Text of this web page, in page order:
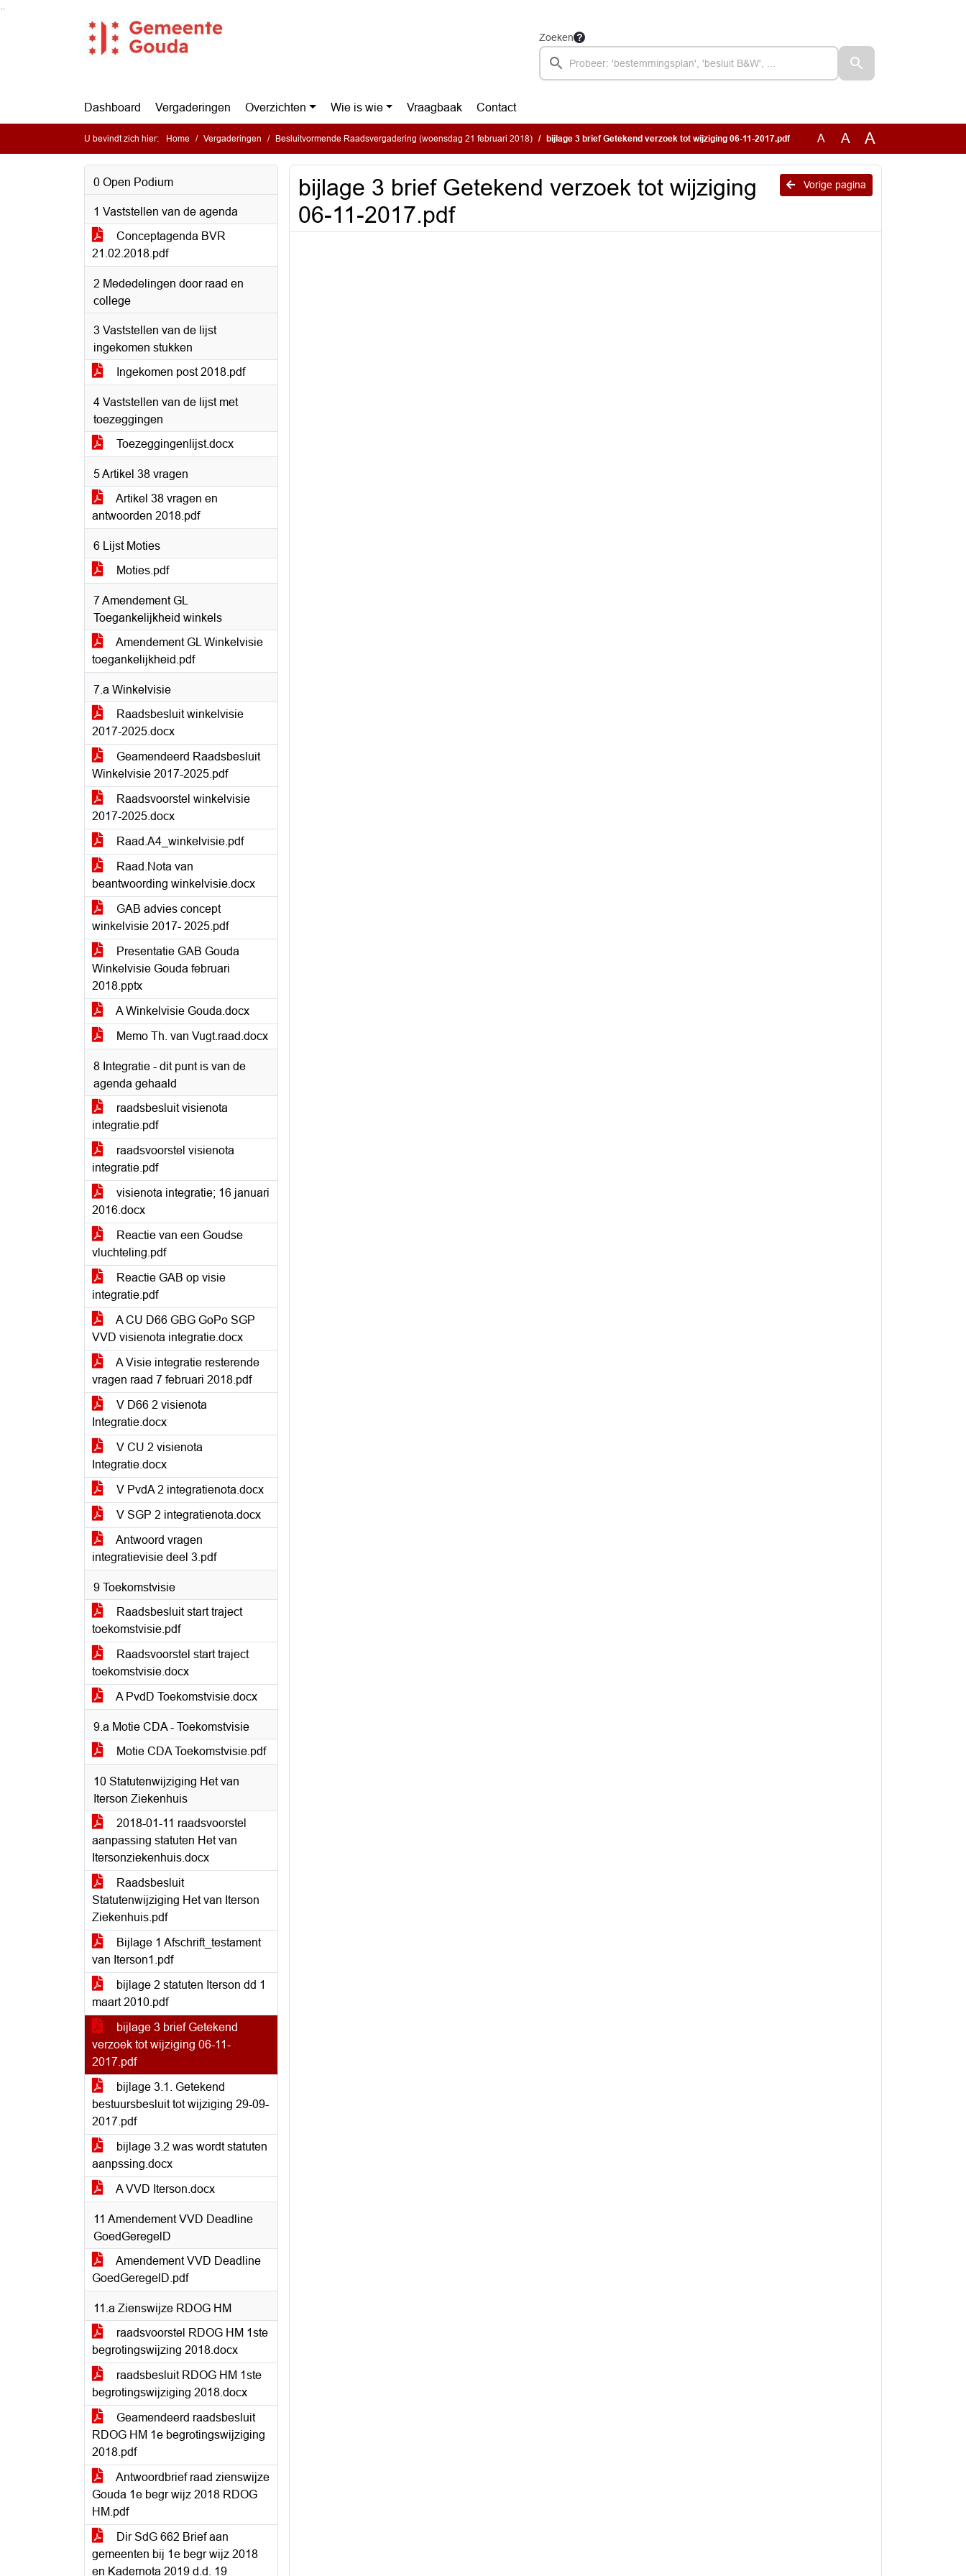
Ga naar de inhoud van deze pagina
Ga naar het zoeken
Ga naar het menu
Zoeken
Dashboard Vergaderingen Overzichten Wie is wie Vraagbaak Contact
U bevindt zich hier: Home Vergaderingen Besluitvormende Raadsvergadering (woensdag 21 februari 2018) bijlage 3 brief Getekend verzoek tot wijziging 06-11-2017.pdf A A A
0 Open Podium
1 Vaststellen van de agenda
Conceptagenda BVR
21.02.2018.pdf
2 Mededelingen door raad en
college
3 Vaststellen van de lijst
ingekomen stukken
Ingekomen post 2018.pdf
4 Vaststellen van de lijst met
toezeggingen
Toezeggingenlijst.docx
5 Artikel 38 vragen
Artikel 38 vragen en
antwoorden 2018.pdf
6 Lijst Moties
Moties.pdf
7 Amendement GL
Toegankelijkheid winkels
Amendement GL Winkelvisie
toegankelijkheid.pdf
7.a Winkelvisie
Raadsbesluit winkelvisie
2017-2025.docx
Geamendeerd Raadsbesluit
Winkelvisie 2017-2025.pdf
Raadsvoorstel winkelvisie
2017-2025.docx
Raad.A4_winkelvisie.pdf
Raad.Nota van
beantwoording winkelvisie.docx
GAB advies concept
winkelvisie 2017- 2025.pdf
Presentatie GAB Gouda
Winkelvisie Gouda februari
2018.pptx
A Winkelvisie Gouda.docx
Memo Th. van Vugt.raad.docx
8 Integratie - dit punt is van de
agenda gehaald
raadsbesluit visienota
integratie.pdf
raadsvoorstel visienota
integratie.pdf
visienota integratie; 16 januari
2016.docx
Reactie van een Goudse
vluchteling.pdf
Reactie GAB op visie
integratie.pdf
A CU D66 GBG GoPo SGP
VVD visienota integratie.docx
A Visie integratie resterende
vragen raad 7 februari 2018.pdf
V D66 2 visienota
Integratie.docx
V CU 2 visienota
Integratie.docx
V PvdA 2 integratienota.docx
V SGP 2 integratienota.docx
Antwoord vragen
integratievisie deel 3.pdf
9 Toekomstvisie
Raadsbesluit start traject
toekomstvisie.pdf
Raadsvoorstel start traject
toekomstvisie.docx
A PvdD Toekomstvisie.docx
9.a Motie CDA - Toekomstvisie
Motie CDA Toekomstvisie.pdf
10 Statutenwijziging Het van
Iterson Ziekenhuis
2018-01-11 raadsvoorstel
aanpassing statuten Het van
Itersonziekenhuis.docx
Raadsbesluit
Statutenwijziging Het van Iterson
Ziekenhuis.pdf
Bijlage 1 Afschrift_testament
van Iterson1.pdf
bijlage 2 statuten Iterson dd 1
maart 2010.pdf
bijlage 3 brief Getekend
verzoek tot wijziging 06-11-
2017.pdf
bijlage 3.1. Getekend
bestuursbesluit tot wijziging 29-09-
2017.pdf
bijlage 3.2 was wordt statuten
aanpssing.docx
A VVD Iterson.docx
11 Amendement VVD Deadline
GoedGeregelD
Amendement VVD Deadline
GoedGeregelD.pdf
11.a Zienswijze RDOG HM
raadsvoorstel RDOG HM 1ste
begrotingswijzing 2018.docx
raadsbesluit RDOG HM 1ste
begrotingswijziging 2018.docx
Geamendeerd raadsbesluit
RDOG HM 1e begrotingswijziging
2018.pdf
Antwoordbrief raad zienswijze
Gouda 1e begr wijz 2018 RDOG
HM.pdf
Dir SdG 662 Brief aan
gemeenten bij 1e begr wijz 2018
en Kadernota 2019 d.d. 19
Vorige pagina
bijlage 3 brief Getekend verzoek tot wijziging
06-11-2017.pdf